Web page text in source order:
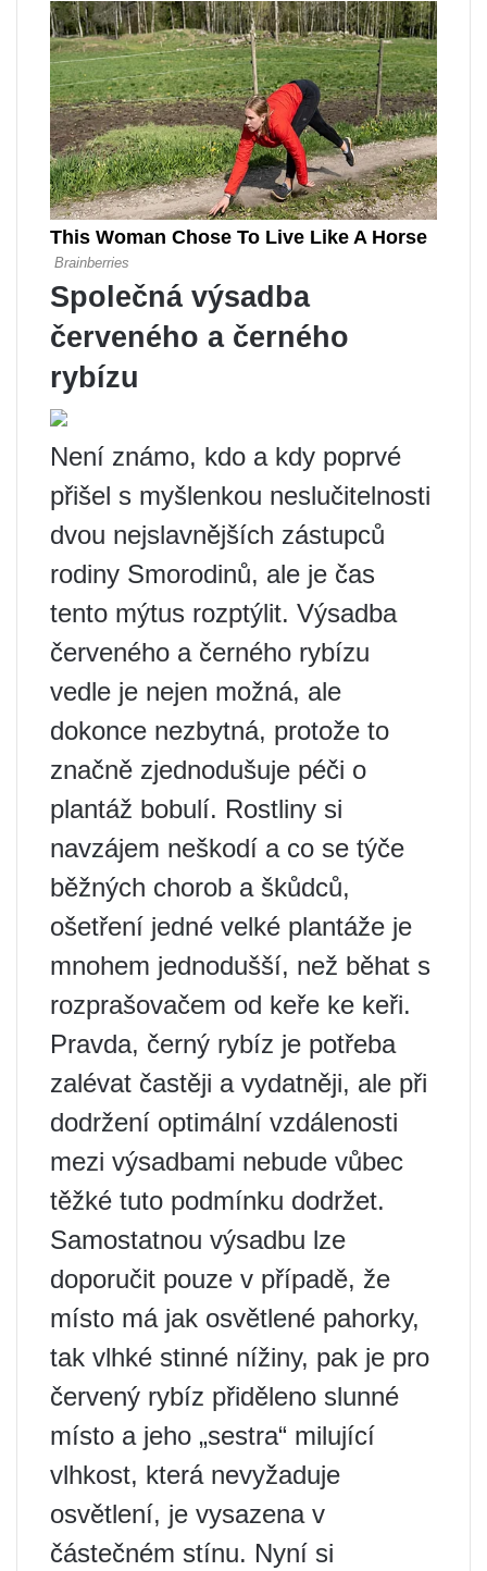
Společná výsadba
červeného a černého
rybízu
Není známo, kdo a kdy poprvé
přišel s myšlenkou neslučitelnosti
dvou nejslavnějších zástupců
rodiny Smorodinů, ale je čas
tento mýtus rozptýlit. Výsadba
červeného a černého rybízu
vedle je nejen možná, ale
dokonce nezbytná, protože to
značně zjednodušuje péči o
plantáž bobulí. Rostliny si
navzájem neškodí a co se týče
běžných chorob a škůdců,
ošetření jedné velké plantáže je
mnohem jednodušší, než běhat s
rozprašovačem od keře ke keři.
Pravda, černý rybíz je potřeba
zalévat častěji a vydatněji, ale při
dodržení optimální vzdálenosti
mezi výsadbami nebude vůbec
těžké tuto podmínku dodržet.
Samostatnou výsadbu lze
doporučit pouze v případě, že
místo má jak osvětlené pahorky,
tak vlhké stinné nížiny, pak je pro
červený rybíz přiděleno slunné
místo a jeho „sestra“ milující
vlhkost, která nevyžaduje
osvětlení, je vysazena v
částečném stínu. Nyní si